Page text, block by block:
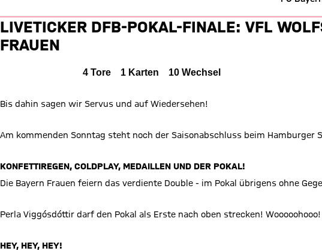
VfL Wolfsburg gegen FC Bayern Frauen
WOL 0 zu 4
0 : 4
Liveticker: Wolfsburg vs. Bayern -
LIVETICKER DFB-POKAL-FINALE: VFL
FRAUEN
4 Tore 1 Karten 10 Wechsel
Bis dahin sagen wir Servus und auf Wiedersehen!
Am kommenden Sonntag steht noch der Saisonabschluss beim Hamburger
KONFETTIREGEN, COLDPLAY, MEDAILLEN UND DER POKAL!
Die Bayern Frauen feiern das verdiente Double - im Pokal übrigens ohne
Perla Viggósdóttir darf den Pokal als Erste nach oben strecken! Wooooohooo!
HEY, HEY, HEY!